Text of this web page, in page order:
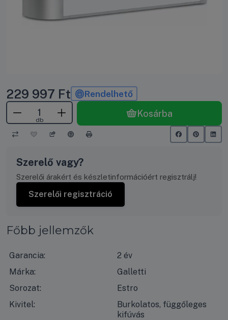
229 997 Ft Rendelhető
db
Kosárba
Szerelő vagy?
Szerelői árakért és készletinformációért regisztrálj!
Szerelői regisztráció
Főbb jellemzők
Garancia:
2 év
Márka:
Galletti
Sorozat:
Estro
Kivitel:
Burkolatos, függőleges
kifúvás